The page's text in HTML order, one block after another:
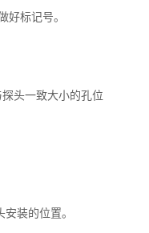
好标记号。
头一致大小的孔位
装的位置。